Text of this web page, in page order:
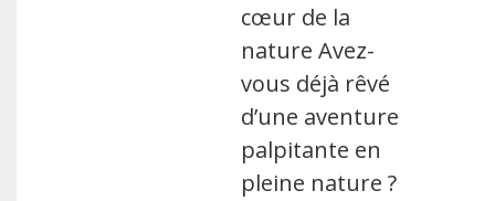
cœur de la
nature Avez-
vous déjà rêvé
d’une aventure
palpitante en
pleine nature ?